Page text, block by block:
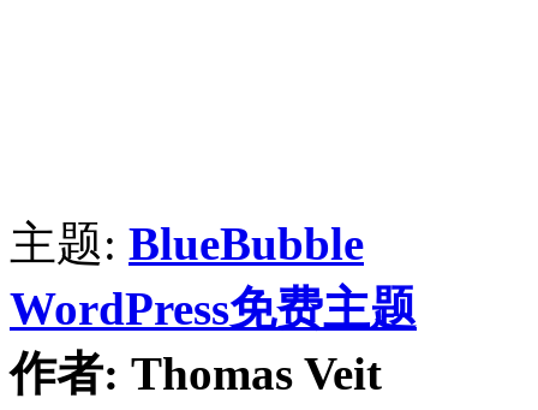
主题: BlueBubble
WordPress免费主题
作者: Thomas Veit